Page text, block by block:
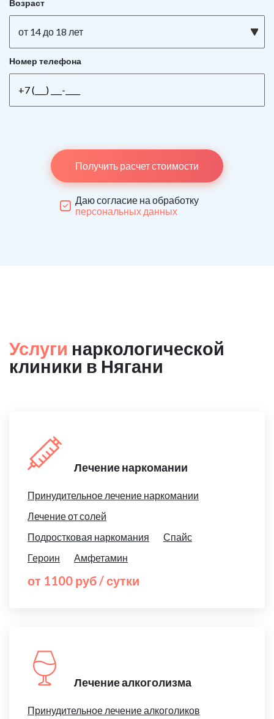
Возраст
от 14 до 18 лет
Номер телефона
Получить расчет стоимости
Даю согласие на обработку
персональных данных
Услуги наркологической
клиники в Нягани
Лечение наркомании
Принудительное лечение наркомании
Лечение от солей
Подростковая наркомания
Спайс
Героин
Амфетамин
от 1100 руб / сутки
Лечение алкоголизма
Принудительное лечение алкоголиков